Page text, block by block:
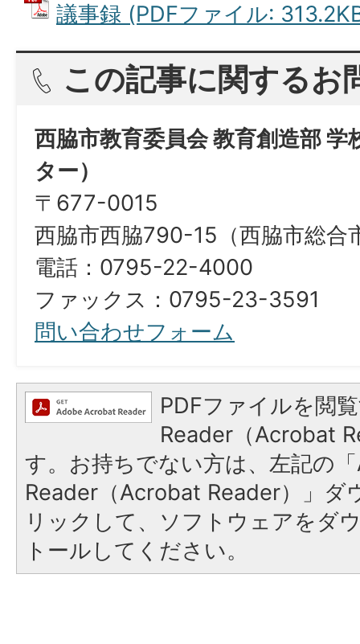
議事録 (PDFファイル:
この記事に関するお
西脇市教育委員会 教育創造部 学
ター）
〒677-0015
西脇市西脇790-15（西脇市総合
電話：0795-22-4000
ファックス：0795-23-3591
問い合わせフォーム
PDFファイルを閲
Reader（Acrobat
す。お持ちでない方は、左記の
Reader（Acrobat Reader）」ダ
リックして、ソフトウェアをダ
トールしてください。